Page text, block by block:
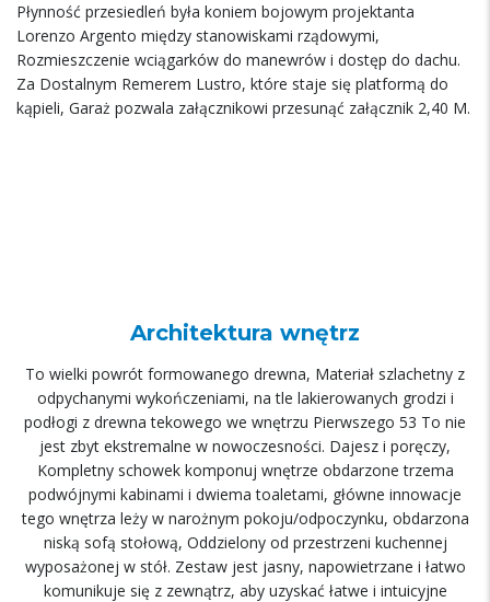
Płynność przesiedleń była koniem bojowym projektanta
Lorenzo Argento między stanowiskami rządowymi,
Rozmieszczenie wciągarków do manewrów i dostęp do dachu.
Za Dostalnym Remerem Lustro, które staje się platformą do
kąpieli, Garaż pozwala załącznikowi przesunąć załącznik 2,40 M.
Architektura wnętrz
To wielki powrót formowanego drewna, Materiał szlachetny z
odpychanymi wykończeniami, na tle lakierowanych grodzi i
podłogi z drewna tekowego we wnętrzu Pierwszego 53 To nie
jest zbyt ekstremalne w nowoczesności. Dajesz i poręczy,
Kompletny schowek komponuj wnętrze obdarzone trzema
podwójnymi kabinami i dwiema toaletami, główne innowacje
tego wnętrza leży w narożnym pokoju/odpoczynku, obdarzona
niską sofą stołową, Oddzielony od przestrzeni kuchennej
wyposażonej w stół. Zestaw jest jasny, napowietrzane i łatwo
komunikuje się z zewnątrz, aby uzyskać łatwe i intuicyjne